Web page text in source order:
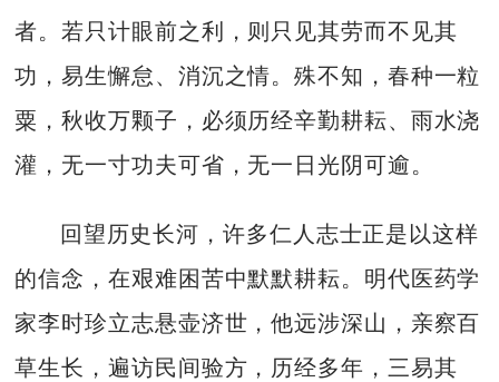
者。若只计眼前之利，则只见其劳而不见其
功，易生懈怠、消沉之情。殊不知，春种一粒
粟，秋收万颗子，必须历经辛勤耕耘、雨水浇
灌，无一寸功夫可省，无一日光阴可逾。
回望历史长河，许多仁人志士正是以这样
的信念，在艰难困苦中默默耕耘。明代医药学
家李时珍立志悬壶济世，他远涉深山，亲察百
草生长，遍访民间验方，历经多年，三易其